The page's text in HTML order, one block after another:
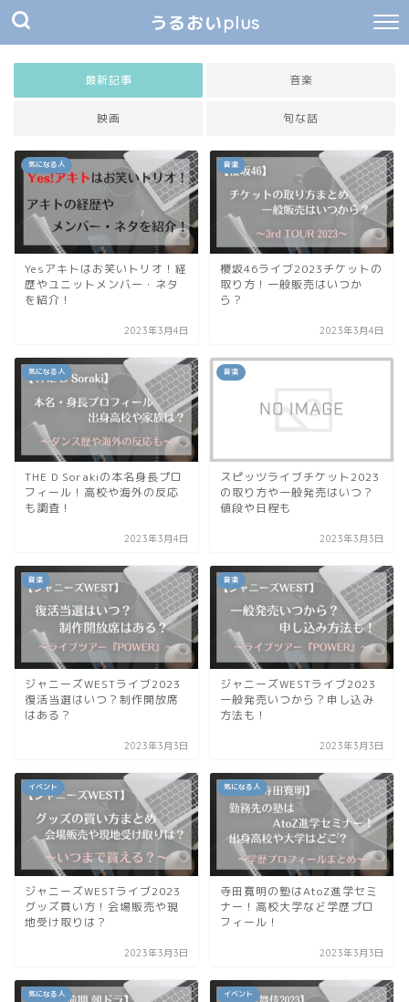
うるおいplus
最新記事 音楽
映画 旬な話
気になる人
Yesアキトはお笑いトリオ！経
歴やユニットメンバー・ネタ
を紹介！
2023年3月4日
音楽
櫻坂46ライブ2023チケットの
取り方！一般販売はいつか
ら？
2023年3月4日
気になる人
THE D Sorakiの本名身長プロ
フィール！高校や海外の反応
も調査！
2023年3月4日
音楽
スピッツライブチケット2023
の取り方や一般発売はいつ？
値段や日程も
2023年3月3日
音楽
ジャニーズWESTライブ2023
復活当選はいつ？制作開放席
はある？
2023年3月3日
音楽
ジャニーズWESTライブ2023
一般発売いつから？申し込み
方法も！
2023年3月3日
イベント
ジャニーズWESTライブ2023
グッズ買い方！会場販売や現
地受け取りは？
2023年3月3日
気になる人
寺田寛明の塾はAtoZ進学セミ
ナー！高校大学など学歴プロ
フィール！
2023年3月3日
気になる人 イベント